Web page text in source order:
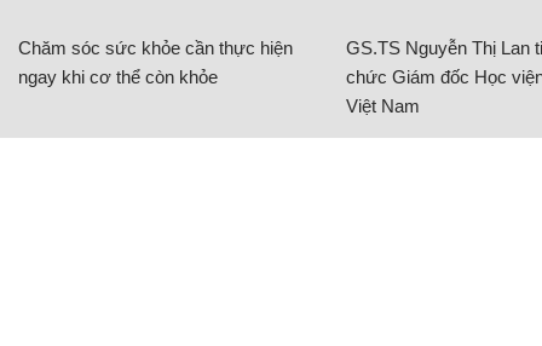
Chăm sóc sức khỏe cần thực hiện
ngay khi cơ thể còn khỏe
GS.TS Nguyễn Thị Lan
chức Giám đốc Học
Việt Nam